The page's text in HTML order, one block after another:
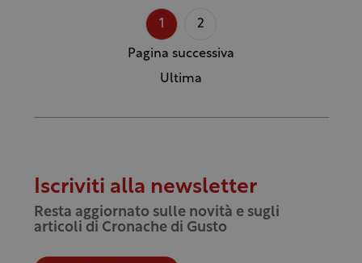
1 2
Pagina successiva
Ultima
Iscriviti alla newsletter
Resta aggiornato sulle novità e sugli
articoli di Cronache di Gusto